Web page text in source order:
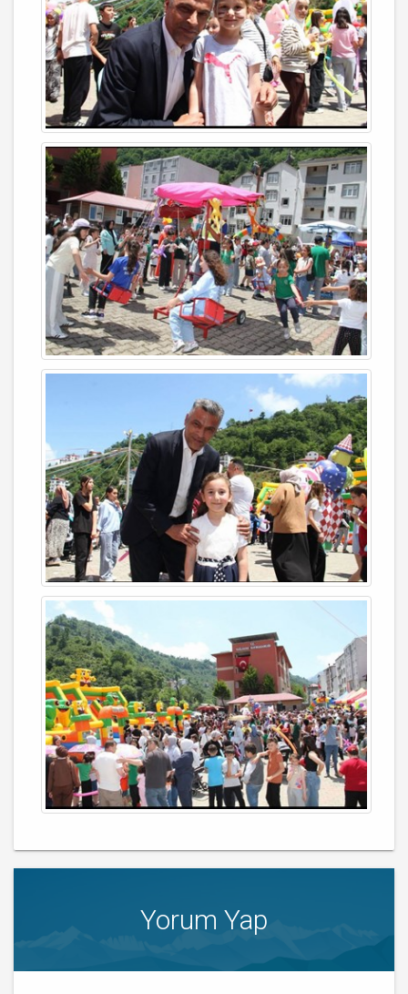
Yorum Yap